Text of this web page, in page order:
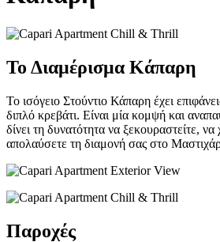
Το Διαμέρισμα Κάπαρη
Το ισόγειο Στούντιο Κάπαρη έχει
διπλό κρεβάτι. Είναι μία κομψή και
δίνει τη δυνατότητα να ξεκουραστείτε,
απολαύσετε τη διαμονή σας στο
Παροχές